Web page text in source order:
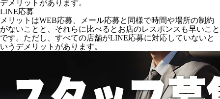
デメリットがあります。
LINE応募
メリットはWEB応募、メール応募と同様で時間や場所の制約
がないことと、それらに比べるとお店のレスポンスも早いこと
です。ただし、すべての店舗がLINE応募に対応していないと
いうデメリットがあります。